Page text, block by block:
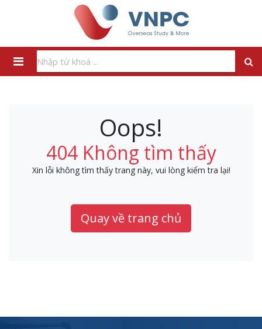
Oops!
404 Không tìm thấy
Xin lỗi không tìm thấy trang này, vui lòng kiểm tra lại!
Quay về trang chủ